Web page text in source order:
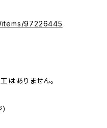
97226445
ありません。